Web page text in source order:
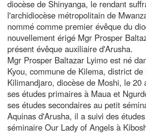
diocèse de Shinyanga, le rendant
l'archidiocèse métropolitain de
nommé comme premier évêque du
nouvellement érigé Mgr Prosper
présent évêque auxiliaire d'Arusha.
Mgr Prosper Baltazar Lyimo est né
Kyou, commune de Kilema, district
Kilimandjaro, diocèse de Moshi, le 20
ses études primaires à Maua et
ses études secondaires au petit
Aquinas d'Arusha, il a suivi des
séminaire Our Lady of Angels à